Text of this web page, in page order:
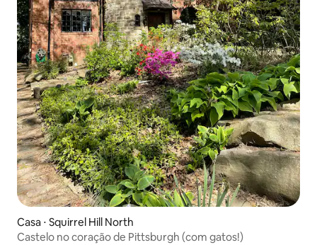
Casa ⋅ Squirrel Hill North
Castelo no coração de Pittsburgh (com gatos!)